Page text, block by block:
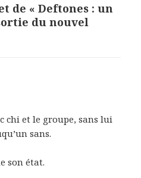
de « Deftones : un
du nouvel
chi et le groupe, sans lui
sans.
son état.